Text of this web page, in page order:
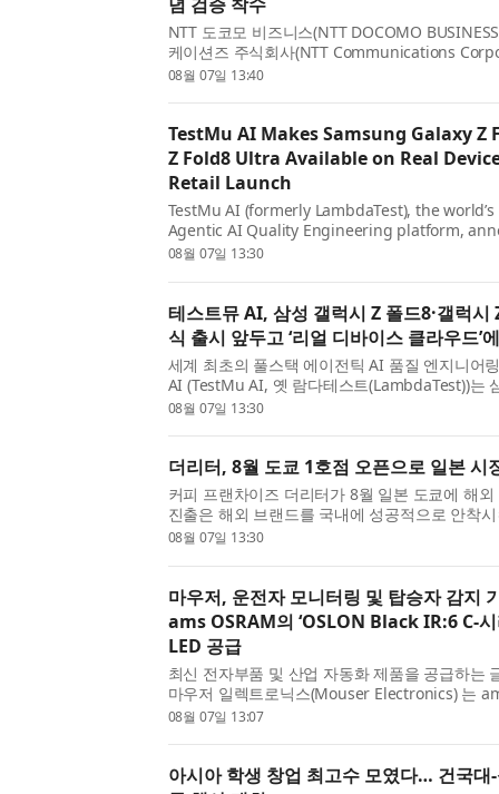
NTT 도코모 비즈니스(NTT DOCOMO
케이션즈 주식회사(NTT Communications
올포토닉스 네트워크(All-Photonics Network,
08월 07일 13:40
TestMu AI Makes Samsung Galaxy Z
Z Fold8 Ultra Available on Real
Retail Launch
TestMu AI (formerly LambdaTest), the
Agentic AI Quality Engineering platform,
Samsung Galaxy Z Fold8 and Galaxy Z Fold8
08월 07일 13:30
테스트뮤 AI, 삼성 갤럭시 Z 폴드8·갤럭시
식 출시 앞두고 ‘리얼 디바이스 클라우드’
세계 최초의 풀스택 에이전틱 AI 품질 엔지니어
AI (TestMu AI, 옛 람다테스트(LambdaTest))는
갤럭시 Z 폴드8 울트라를 자사의 리얼 디바이스
08월 07일 13:30
더리터, 8월 도쿄 1호점 오픈으로 일본 시
커피 프랜차이즈 더리터가 8월 일본 도쿄에 해
진출은 해외 브랜드를 국내에 성공적으로 안착
빠른 국내 확장을 이끈 실행력을 갖춘 임원진이
08월 07일 13:30
마우저, 운전자 모니터링 및 탑승자 감지
ams OSRAM의 ‘OSLON Black IR:6 C-시
LED 공급
최신 전자부품 및 산업 자동화 제품을 공급하는
마우저 일렉트로닉스(Mouser Electronics) 는
OSLON® Black IR:6 C-시리즈 LED를 공급한다
08월 07일 13:07
아시아 학생 창업 최고수 모였다… 건국대